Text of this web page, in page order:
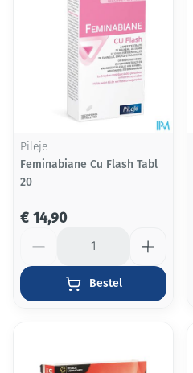
Pileje
Feminabiane Cu Flash Tabl
20
€ 14,90
Bestel